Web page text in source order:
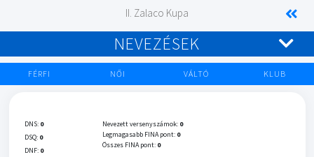
II. Zalaco Kupa
NEVEZÉSEK
FÉRFI NŐI VÁLTÓ KLUB
DNS: 0
DSQ: 0
DNF: 0
Nevezett versenyszámok: 0
Legmagasabb FINA pont: 0
Összes FINA pont: 0